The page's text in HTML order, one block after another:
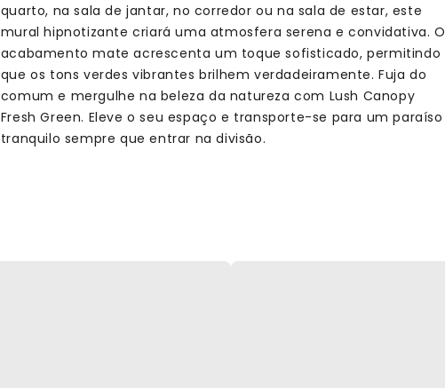
quarto, na sala de jantar, no corredor ou na sala de estar, este
mural hipnotizante criará uma atmosfera serena e convidativa. O
acabamento mate acrescenta um toque sofisticado, permitindo
que os tons verdes vibrantes brilhem verdadeiramente. Fuja do
comum e mergulhe na beleza da natureza com Lush Canopy
Fresh Green. Eleve o seu espaço e transporte-se para um paraíso
tranquilo sempre que entrar na divisão.